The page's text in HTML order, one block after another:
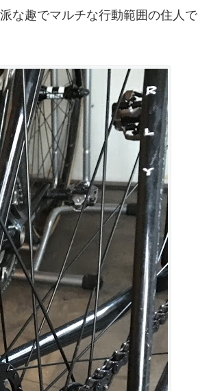
な趣でマルチな行動範囲の住人で